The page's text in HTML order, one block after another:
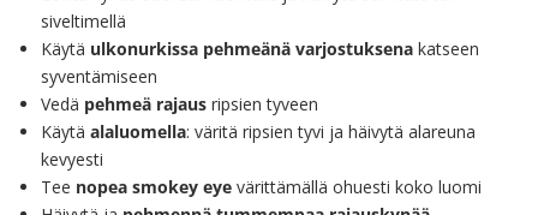
siveltimellä
Käytä ulkonurkissa pehmeänä varjostuksena katseen
syventämiseen
Vedä pehmeä rajaus ripsien tyveen
Käytä alaluomella: väritä ripsien tyvi ja häivytä alareuna
kevyesti
Tee nopea smokey eye värittämällä ohuesti koko luomi